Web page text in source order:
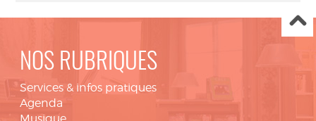
NOS RUBRIQUES
Services & infos pratiques
Agenda